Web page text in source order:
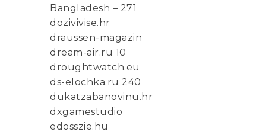
Bangladesh – 271
dozivivise.hr
draussen-magazin
dream-air.ru 10
droughtwatch.eu
ds-elochka.ru 240
dukatzabanovinu.hr
dxgamestudio
edosszie.hu